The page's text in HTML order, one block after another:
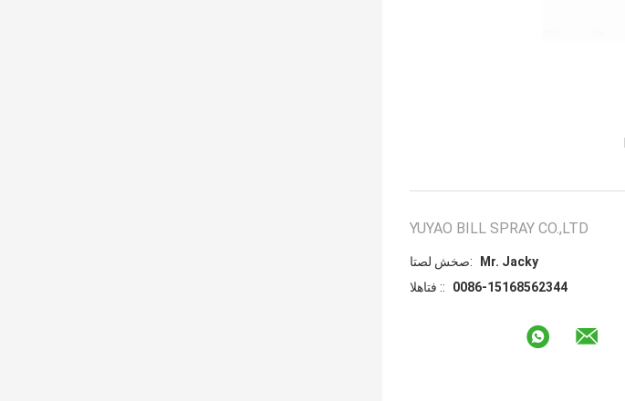
YUYAO BILL SPRAY CO.,LTD
اتصل شخص:
Mr. Jacky
الهاتف ::
0086-15168562344